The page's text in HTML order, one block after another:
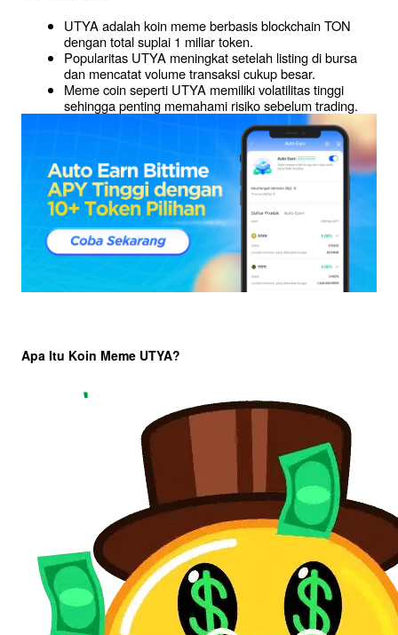
UTYA adalah koin meme berbasis blockchain TON
dengan total suplai 1 miliar token.
Popularitas UTYA meningkat setelah listing di bursa
dan mencatat volume transaksi cukup besar.
Meme coin seperti UTYA memiliki volatilitas tinggi
sehingga penting memahami risiko sebelum trading.
Apa Itu Koin Meme UTYA?